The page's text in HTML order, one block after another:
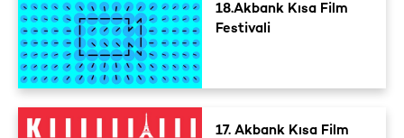
18.Akbank Kısa Film
Festivali
17. Akbank Kısa Film